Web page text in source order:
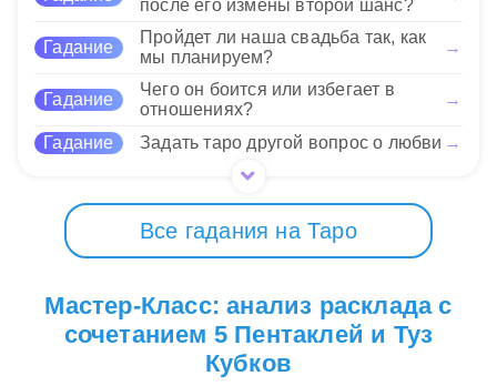
взаимодействие говорит о том, что иногда нужно
принимать поддержку и находить баланс между
чувствами и практическими аспектами жизни.
17 Нравится
после его измены второй шанс?
Гадание
Пройдет ли наша свадьба так, как
мы планируем?
→
Гадание
Чего он боится или избегает в
отношениях?
→
Гадание Задать таро другой вопрос о любви →
Все гадания на Таро
Мастер-Класс: анализ расклада с
сочетанием 5 Пентаклей и Туз
Кубков